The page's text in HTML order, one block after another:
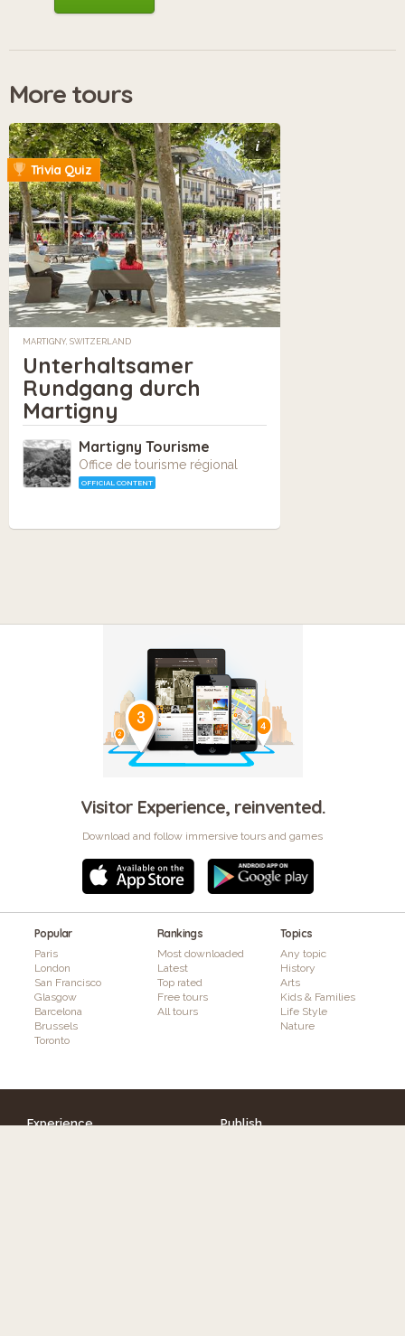
More tours
i
Trivia Quiz
MARTIGNY, SWITZERLAND
Unterhaltsamer
Rundgang durch
Martigny
Martigny Tourisme
Office de tourisme régional
OFFICIAL CONTENT
Visitor Experience, reinvented.
Download and follow immersive tours and games
Popular
Paris
London
San Francisco
Glasgow
Barcelona
Brussels
Toronto
Rankings
Most downloaded
Latest
Top rated
Free tours
All tours
Topics
Any topic
History
Arts
Kids & Families
Life Style
Nature
Experience
Publish